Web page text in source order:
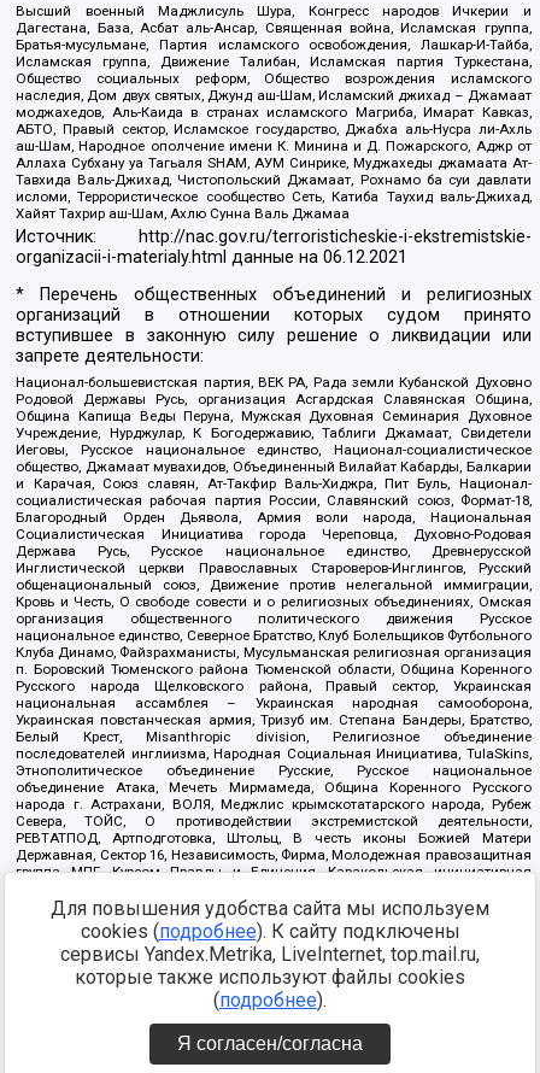
Высший военный Маджлисуль Шура, Конгресс народов Ичкерии и
Дагестана, База, Асбат аль-Ансар, Священная война, Исламская группа,
Братья-мусульмане, Партия исламского освобождения, Лашкар-И-Тайба,
Исламская группа, Движение Талибан, Исламская партия Туркестана,
Общество социальных реформ, Общество возрождения исламского
наследия, Дом двух святых, Джунд аш-Шам, Исламский джихад – Джамаат
моджахедов, Аль-Каида в странах исламского Магриба, Имарат Кавказ,
АБТО, Правый сектор, Исламское государство, Джабха аль-Нусра ли-Ахль
аш-Шам, Народное ополчение имени К. Минина и Д. Пожарского, Аджр от
Аллаха Субхану уа Тагьаля SHAM, АУМ Синрике, Муджахеды джамаата Ат-
Тавхида Валь-Джихад, Чистопольский Джамаат, Рохнамо ба суи давлати
исломи, Террористическое сообщество Сеть, Катиба Таухид валь-Джихад,
Хайят Тахрир аш-Шам, Ахлю Сунна Валь Джамаа
Источник:
http://nac.gov.ru/terroristicheskie-i-ekstremistskie-
organizacii-i-materialy.html данные на06.12.2021
* Перечень общественных объединений и религиозных
организаций в отношении которых судом принято
вступившее в законную силу решение о ликвидации или
запрете деятельности:
Национал-большевистская партия, ВЕК РА, Рада земли Кубанской Духовно
Родовой Державы Русь, организация Асгардская Славянская Община,
Община Капища Веды Перуна, Мужская Духовная Семинария Духовное
Учреждение, Нурджулар, К Богодержавию, Таблиги Джамаат, Свидетели
Иеговы, Русское национальное единство, Национал-социалистическое
общество, Джамаат мувахидов, Объединенный Вилайат Кабарды, Балкарии
и Карачая, Союз славян, Ат-Такфир Валь-Хиджра, Пит Буль, Национал-
социалистическая рабочая партия России, Славянский союз, Формат-18,
Благородный Орден Дьявола, Армия воли народа, Национальная
Социалистическая Инициатива города Череповца, Духовно-Родовая
Держава Русь, Русское национальное единство, Древнерусской
Инглистической церкви Православных Староверов-Инглингов, Русский
общенациональный союз, Движение против нелегальной иммиграции,
Кровь и Честь, О свободе совести и о религиозных объединениях, Омская
организация общественного политического движения Русское
национальное единство, Северное Братство, Клуб Болельщиков Футбольного
Клуба Динамо, Файзрахманисты, Мусульманская религиозная организация
п. Боровский Тюменского района Тюменской области, Община Коренного
Русского народа Щелковского района, Правый сектор, Украинская
национальная ассамблея – Украинская народная самооборона,
Украинская повстанческая армия, Тризуб им. Степана Бандеры, Братство,
Белый Крест, Misanthropic division, Религиозное объединение
последователей инглиизма, Народная Социальная Инициатива, TulaSkins,
Этнополитическое объединение Русские, Русское национальное
объединение Атака, Мечеть Мирмамеда, Община Коренного Русского
народа г. Астрахани, ВОЛЯ, Меджлис крымскотатарского народа, Рубеж
Севера, ТОЙС, О противодействии экстремистской деятельности,
РЕВТАТПОД, Артподготовка, Штольц, В честь иконы Божией Матери
Державная, Сектор 16, Независимость, Фирма, Молодежная правозащитная
группа МПГ, Курсом Правды и Единения, Каракольская инициативная
Благотворительный пансионат Ак Умут, Русская республика Русь,
Арестантское уголовное единство, Башкорт, Нация и свобода, W.H.С., Фалунь
Дафа, Иртыш Ultras, Русский Патриотический клуб-Новокузнецк/РПК,
Сибирский державный союз, Фонд борьбы с коррупцией, Фонд защиты прав
граждан, Штабы Навального, Совет граждан СССР Прикубанского округа г.
https://minjust.gov.ru/ru/documents/7822/
Для повышения удобства сайта мы используем
cookies (подробнее). К сайту подключены
сервисы Yandex.Metrika, LiveInternet, top.mail.ru,
которые также используют файлы cookies
(подробнее).
Я согласен/согласна